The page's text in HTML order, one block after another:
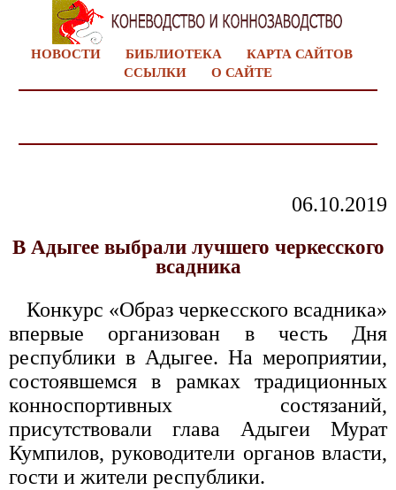
НОВОСТИ БИБЛИОТЕКА
КАРТА САЙТОВ
ССЫЛКИ
О САЙТЕ
06.10.2019
В Адыгее выбрали лучшего черкесского
всадника
Конкурс «Образ черкесского всадника»
впервые организован в честь Дня
республики в Адыгее. На мероприятии,
состоявшемся в рамках традиционных
конноспортивных состязаний,
присутствовали глава Адыгеи Мурат
Кумпилов, руководители органов власти,
гости и жители республики.